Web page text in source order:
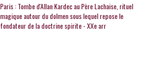
Paris : Tombe d'Allan Kardec au Père Lachaise, rituel
magique autour du dolmen sous lequel repose le
fondateur de la doctrine spirite - XXe arr